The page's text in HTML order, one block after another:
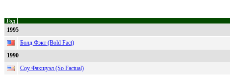
Год
1995
Болд Фэкт (Bold Fact)
1990
Соу Факшуэл (So Factual)